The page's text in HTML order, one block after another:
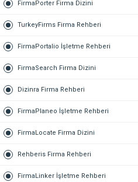
FirmaPorter Firma Dizini
TurkeyFirms Firma Rehberi
FirmaPortalio İşletme Rehberi
FirmaSearch Firma Dizini
Dizinra Firma Rehberi
FirmaPlaneo İşletme Rehberi
FirmaLocate Firma Dizini
Rehberis Firma Rehberi
FirmaLinker İşletme Rehberi